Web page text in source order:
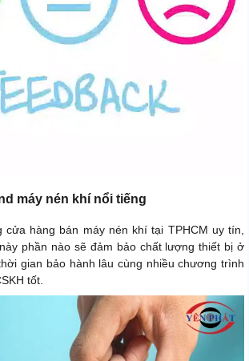
máy nén khí nổi tiếng
cửa hàng bán máy nén khí tại TPHCM uy tín,
phần nào sẽ đảm bảo chất lượng thiết bị ở
gian bảo hành lâu cùng nhiều chương trình
tốt.